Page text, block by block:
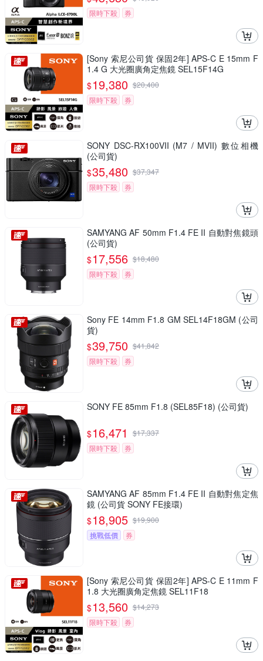
限時下殺
券
[Sony 索尼公司貨 保固2年] APS-C E 15mm F
1.4 G 大光圈廣角定焦鏡 SEL15F14G
$19,380 $20,400
限時下殺
券
SONY DSC-RX100VII (M7 / MVII) 數位相機
(公司貨)
$35,480 $37,347
限時下殺
券
SAMYANG AF 50mm F1.4 FE II 自動對焦鏡頭
(公司貨)
$17,556 $18,480
限時下殺
券
Sony FE 14mm F1.8 GM SEL14F18GM (公司
貨)
$39,750 $41,842
限時下殺
券
SONY FE 85mm F1.8 (SEL85F18) (公司貨)
$16,471 $17,337
限時下殺
券
SAMYANG AF 85mm F1.4 FE II 自動對焦定焦
鏡 (公司貨 SONY FE接環)
$18,905 $19,900
挑戰低價
券
[Sony 索尼公司貨 保固2年] APS-C E 11mm F
1.8 大光圈廣角定焦鏡 SEL11F18
$13,560 $14,273
限時下殺
券